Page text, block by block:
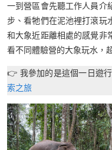
一到營區會先聽工作人員介
步、看牠們在泥池裡打滾玩
和大象近距離相處的感覺非
看不同體驗營的大象玩水，
👉 我參加的是這個一日遊行
索之旅